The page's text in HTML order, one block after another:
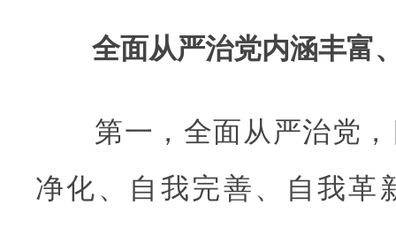
全面从严治党内涵丰富
第一，全面从严治党，
净化、自我完善、自我革